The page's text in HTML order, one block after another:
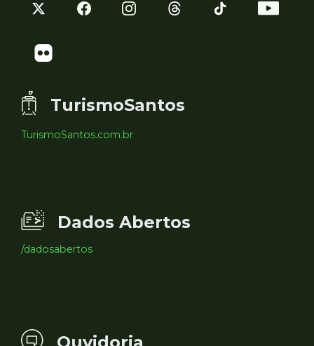
TurismoSantos
TurismoSantos.com.br
Dados Abertos
/dadosabertos